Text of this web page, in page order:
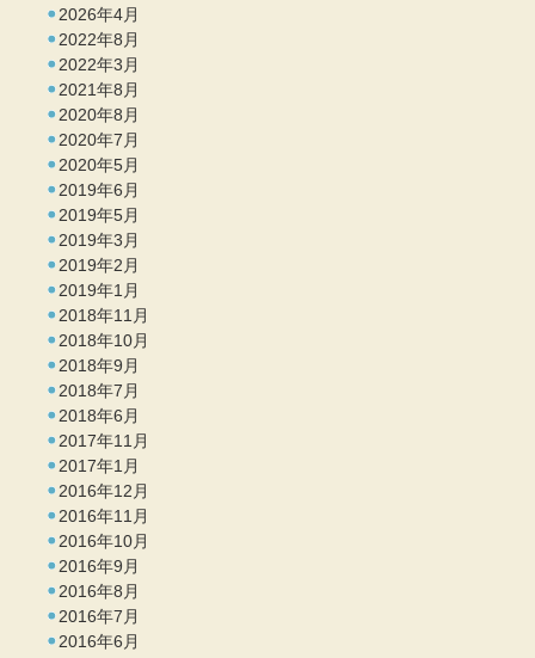
2026年4月
2022年8月
2022年3月
2021年8月
2020年8月
2020年7月
2020年5月
2019年6月
2019年5月
2019年3月
2019年2月
2019年1月
2018年11月
2018年10月
2018年9月
2018年7月
2018年6月
2017年11月
2017年1月
2016年12月
2016年11月
2016年10月
2016年9月
2016年8月
2016年7月
2016年6月